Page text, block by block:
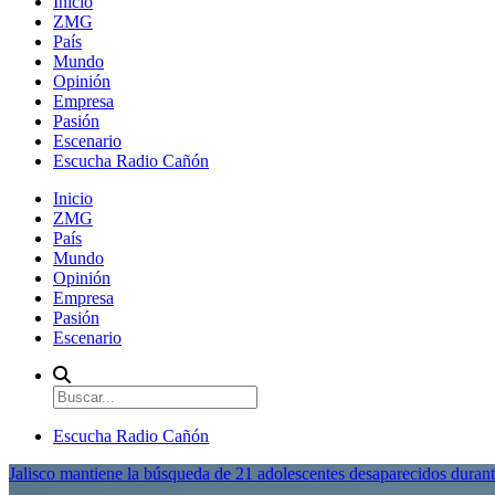
ZMG
País
Mundo
Opinión
Empresa
Pasión
Escenario
Escucha Radio Cañón
Inicio
ZMG
País
Mundo
Opinión
Empresa
Pasión
Escenario
Escucha Radio Cañón
Jalisco mantiene la búsqueda de 21 adolescentes desaparecidos